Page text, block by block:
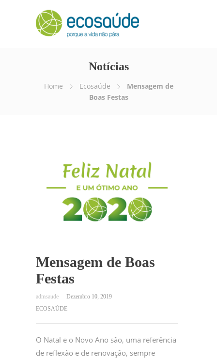
Notícias
Home Ecosaúde
Mensagem de
Boas Festas
Mensagem de Boas
Festas
Dezembro 10, 2019
ECOSAÚDE
O Natal e o Novo Ano são, uma referência
de reflexão e de renovação, sempre